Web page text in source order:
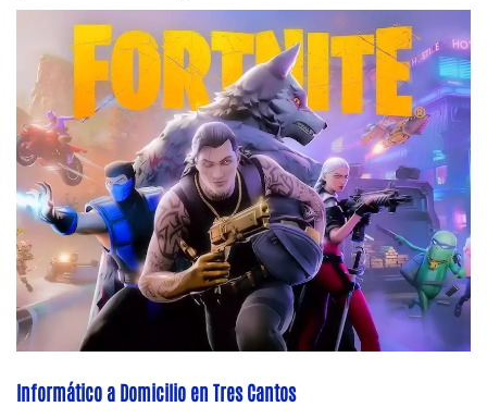
Informático a Domicilio en Tres Cantos